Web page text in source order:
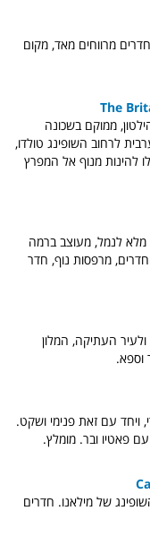
מרווחים מאד, מקום
The
ממוקם בשכונה
לרחוב השופינג טולדו,
להינות מנוף אל המפרץ
מלא לנמל, מעוצב ברמה
מרפסות נוף, חדר
העתיקה, המלון
ויחד עם זאת פנימי ושקט.
פאטיו ובר. מומלץ.
של מילאנו. חדרים